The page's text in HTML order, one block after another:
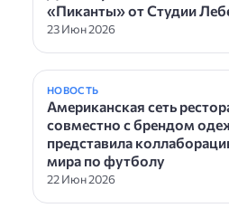
«Пиканты» от Студии
23 Июн 2026
НОВОСТЬ
Американская сеть
совместно с брендом
представила
мира по футболу
22 Июн 2026